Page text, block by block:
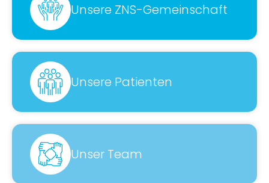
Unsere ZNS-Gemeinschaft
Unsere Patienten
Unser Team